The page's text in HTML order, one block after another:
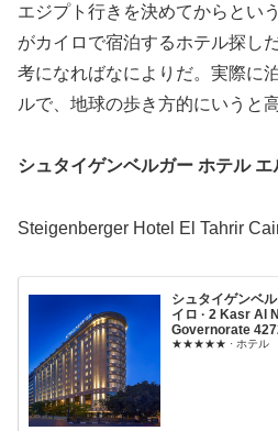
エジプト行きを決めてからとい
がカイロで宿泊するホテル探し
考になればなによりだ。実際に
ルで、地球の歩き方的にいうと
シュタイゲンベルガー ホテル
Steigenberger Hotel El Tahrir
シュタイゲンベ
イロ · 2 Kasr Al
Governorate
★★★★★ · ホテル